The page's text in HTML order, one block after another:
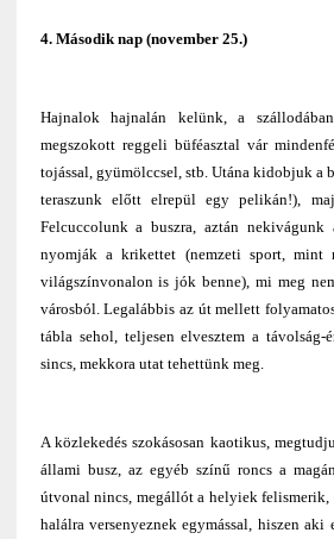
4. Második nap (november 25.)
Hajnalok hajnalán kelünk, a
megszokott reggeli büféasztal vár
tojással, gyümölccsel, stb. Utána kidobjuk a
teraszunk előtt elrepül egy pelikán!),
Felcuccolunk a buszra, aztán nekivágunk
nyomják a krikettet (nemzeti sport, mint
világszínvonalon is jók benne), mi meg
városból. Legalábbis az út mellett
tábla sehol, teljesen elvesztem a távolság-
sincs, mekkora utat tehettünk meg.
A közlekedés szokásosan kaotikus,
állami busz, az egyéb színű roncs a
útvonal nincs, megállót a helyiek felismerik,
halálra versenyeznek egymással, hiszen aki